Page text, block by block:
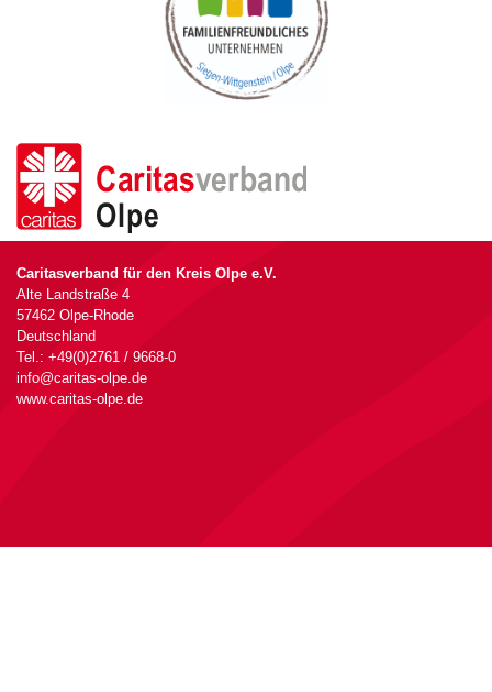
Caritasverband für den Kreis Olpe e.V.
Alte Landstraße 4
57462 Olpe-Rhode
Deutschland
Tel.: +49(0)2761 / 9668-0
info@caritas-olpe.de
www.caritas-olpe.de